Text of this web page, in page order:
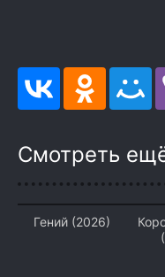
Смотреть
Гений (2026)